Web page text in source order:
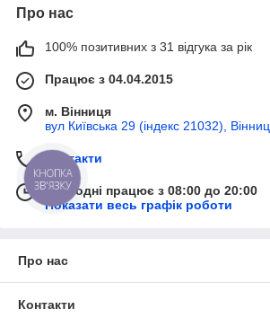
Про нас
100% позитивних з 31 відгука за рік
Працює з 04.04.2015
м. Вінниця
вул Київська 29 (індекс 21032),
Контакти
Сьогодні працює з 08:00 до 20:00
Показати весь графік роботи
Про нас
Контакти
КНОПКА
ЗВ'ЯЗКУ